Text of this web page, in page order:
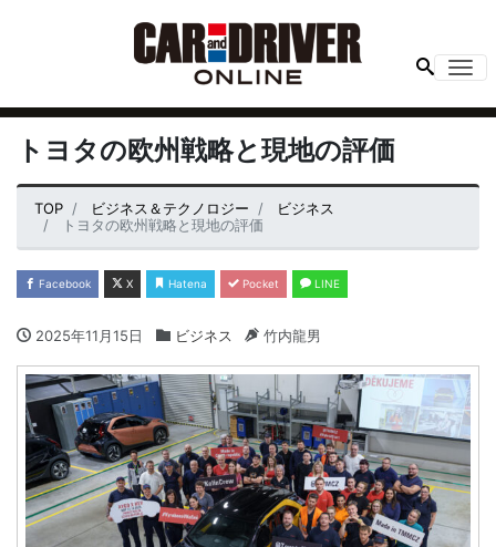
トヨタの欧州戦略と現地の評価
TOP ビジネス＆テクノロジー
ビジネス
トヨタの欧州戦略と現地の評価
Facebook X Hatena Pocket LINE
2025年11月15日 ビジネス 竹内龍男